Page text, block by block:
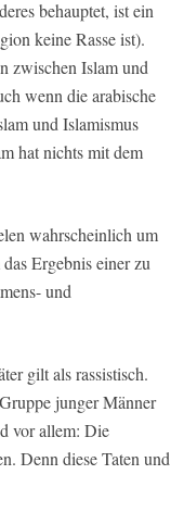
behauptet, ist ein
keine Rasse ist).
zwischen Islam und
wenn die arabische
und Islamismus
hat nichts mit dem
wahrscheinlich um
Ergebnis einer zu
und
gilt als rassistisch.
junger Männer
vor allem: Die
Denn diese Taten und